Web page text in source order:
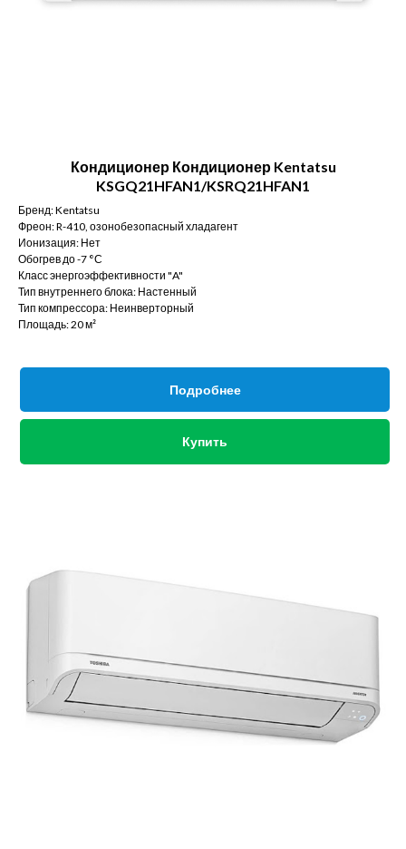
Кондиционер Кондиционер Kentatsu
KSGQ21HFAN1/KSRQ21HFAN1
Бренд: Kentatsu
Фреон: R-410, озонобезопасный хладагент
Ионизация: Нет
Обогрев до -7 °С
Класс энергоэффективности "A"
Тип внутреннего блока: Настенный
Тип компрессора: Неинверторный
Площадь: 20 м²
Подробнее
Купить